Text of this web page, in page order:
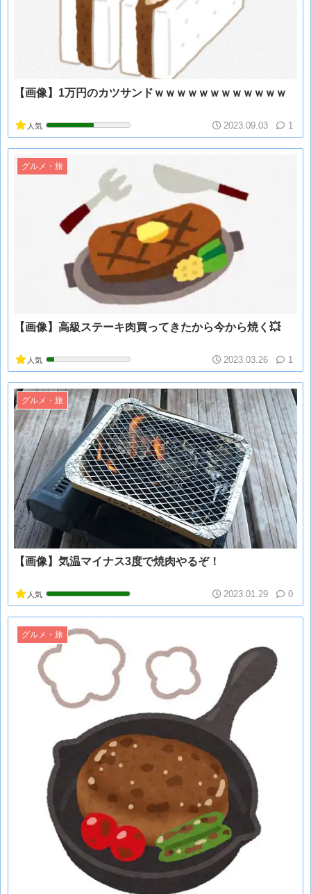
【画像】1万円のカツサンドｗｗｗｗｗｗｗｗｗｗｗｗ
人気 2023.09.03 1
グルメ・旅
【画像】高級ステーキ肉買ってきたから今から焼く💥
人気 2023.03.26 1
グルメ・旅
【画像】気温マイナス3度で焼肉やるぞ！
人気 2023.01.29 0
グルメ・旅